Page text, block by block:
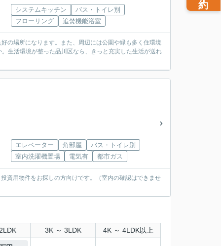
システムキッチン
バス・トイレ別
フローリング
追焚機能浴室
の場所になります。また、周辺には公園や緑も多く住環境
生活環境が整った品川区なら、きっと充実した生活が送れ
エレベーター 角部屋
バス・トイレ別
室内洗濯機置場
電気有 都市ガス
資用物件をお探しの方向けです。（室内の確認はできませ
3K ～ 3LDK 4K ～ 4LDK以上